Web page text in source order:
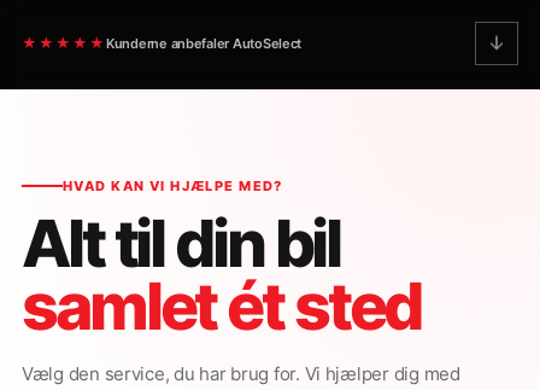
★★★★★ Kunderne anbefaler AutoSelect
HVAD KAN VI HJÆLPE MED?
Alt til din bil
samlet ét sted
Vælg den service, du har brug for. Vi hjælper dig med